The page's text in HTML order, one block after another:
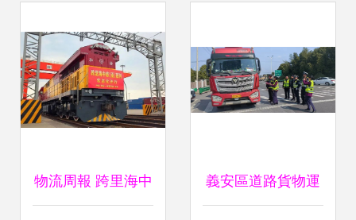
物流周報 跨里海中 義安區道路貨物運